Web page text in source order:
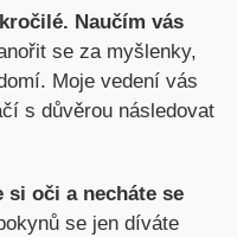
Naučím vás
se za myšlenky,
Moje vedení vás
s důvěrou následovat
si oči a necháte se
se jen díváte